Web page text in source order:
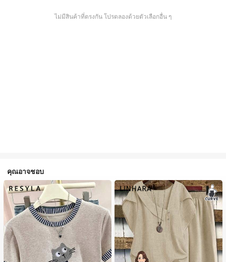
ไม่มีสินค้าที่ตรงกัน โปรดลองด้วยตัวเลือกอื่น ๆ
คุณอาจชอบ